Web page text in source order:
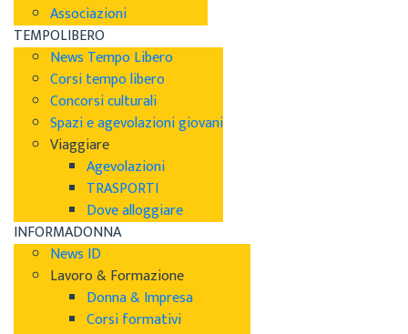
Associazioni
TEMPOLIBERO
News Tempo Libero
Corsi tempo libero
Concorsi culturali
Spazi e agevolazioni giovani
Viaggiare
Agevolazioni
TRASPORTI
Dove alloggiare
INFORMADONNA
News ID
Lavoro & Formazione
Donna & Impresa
Corsi formativi